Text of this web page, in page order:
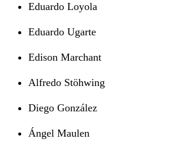
Eduardo Loyola
Eduardo Ugarte
Edison Marchant
Alfredo Stöhwing
Diego González
Ángel Maulen